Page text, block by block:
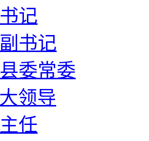
书记
副书记
县委常委
领导
主任